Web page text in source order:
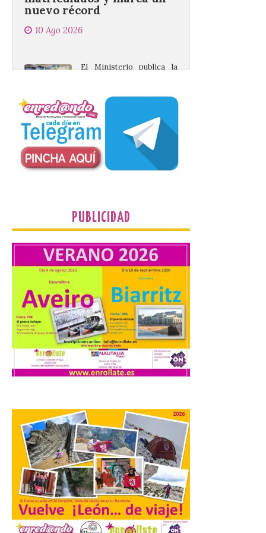
El Ministerio publica la
universitarias. Datos
recién finalizado. El Grado Básico crece
un 2,1%, el Grado Medio un 2,7%, el Grado
Superior un 2,3% y los cursos […]
La 69FIDMA ha acogido
10 Ago 2026
El presidente de la
Diputación de León,
Gerardo Álvarez Courel, y
el vicepresidente Roberto
Aller han participado en el
acto institucional organizado con motivo
del Día de León. Organizada por la
Cámara de Comercio de Gijón, FIDMA es
una feria […]
que conecta la obra de
Eduardo Chillida con el
patrimonio industrial
10 Ago 2026
La Térmica Cultural
albergará hasta el 10 de
enero de 2027 la muestra
‘Eduardo Chillida. Pensar
con las manos’, formada
PUBLICIDAD